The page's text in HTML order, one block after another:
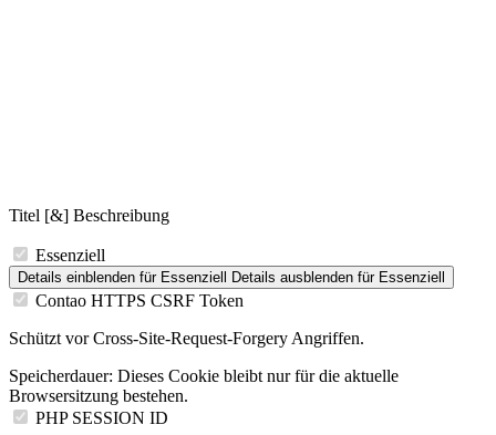
Titel [&] Beschreibung
Essenziell
Details einblenden für Essenziell Details ausblenden für Essenziell
Contao HTTPS CSRF Token
Schützt vor Cross-Site-Request-Forgery Angriffen.
Speicherdauer: Dieses Cookie bleibt nur für die aktuelle
Browsersitzung bestehen.
PHP SESSION ID